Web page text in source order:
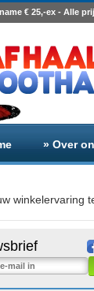
€ 25,-ex - Alle
» Over
winkelervaring